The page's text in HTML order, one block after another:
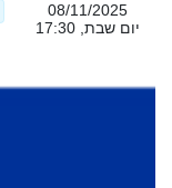
08/11/2025
יום שבת, 17:30